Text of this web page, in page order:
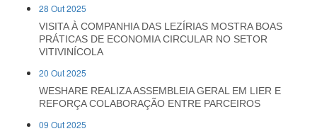
28 Out 2025
VISITA À COMPANHIA DAS LEZÍRIAS MOSTRA BOAS
PRÁTICAS DE ECONOMIA CIRCULAR NO SETOR
VITIVINÍCOLA
20 Out 2025
WESHARE REALIZA ASSEMBLEIA GERAL EM LIER E
REFORÇA COLABORAÇÃO ENTRE PARCEIROS
09 Out 2025